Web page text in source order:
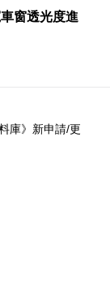
窗透光度進
庫》新申請/更